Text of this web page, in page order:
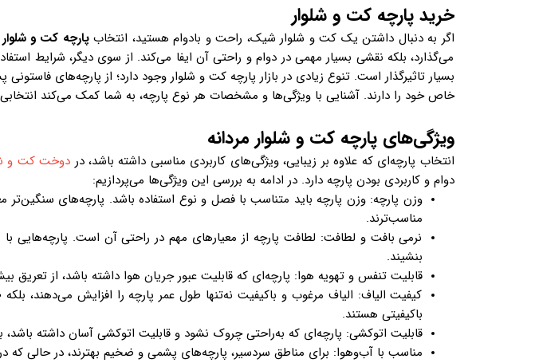
خرید پارچه کت و شلوار
اگر به دنبال داشتن یک کت و شلوار شیک، راحت و بادوام هستید، انتخابپارچه کت و شلوار
می‌گذارد، بلکه نقشی بسیار مهمی در دوام و راحتی آن ایفا می‌کند. از سوی دیگر، شرایط
بسیار تاثیرگذار است. تنوع زیادی در بازار پارچه کت و شلوار وجود دارد؛ از پارچه‌های
خاص خود را دارند. آشنایی با ویژگی‌ها و مشخصات هر نوع پارچه، به شما کمک می‌کند
ویژگی‌های پارچه کت و شلوار مردانه
انتخاب پارچه‌ای که علاوه بر زیبایی، ویژگی‌های کاربردی مناسبی داشته باشد، در دوخت کت و
دوام و کاربردی بودن پارچه دارد. در ادامه به بررسی این ویژگی‌ها می‌پردازیم:
وزن پارچه: وزن پارچه باید متناسب با فصل و نوع استفاده باشد. پارچه‌های
مناسب‌ترند.
نرمی بافت و لطافت: لطافت پارچه از معیارهای مهم در راحتی آن است.
بنشیند.
قابلیت تنفس و تهویه هوا: پارچه‌ای که قابلیت عبور جریان هوا داشته باشد، از
کیفیت الیاف: الیاف مرغوب و باکیفیت نه‌تنها طول عمر پارچه را افزایش می‌دهند،
باکیفیتی هستند.
قابلیت اتوکشی: پارچه‌ای که به‌راحتی چروک نشود و قابلیت اتوکشی آسان داشته
مناسب با آب‌وهوا: برای مناطق سردسیر، پارچه‌های پشمی و ضخیم بهترند، در حالی